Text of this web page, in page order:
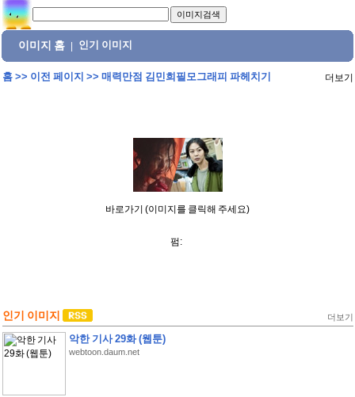
이미지 홈 인기 이미지
홈>> 이전 페이지 >> 매력만점 김민희필모그래피 파헤치기 더보기
바로가기 (이미지를 클릭해 주세요)
펌:
인기 이미지 더보기
악한 기사 29화 (웹툰)
webtoon.daum.net